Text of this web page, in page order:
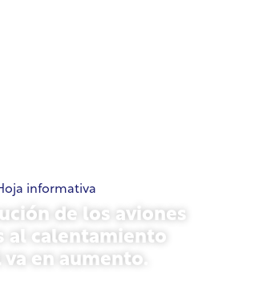
informativa
de los aviones
al calentamiento
en aumento.